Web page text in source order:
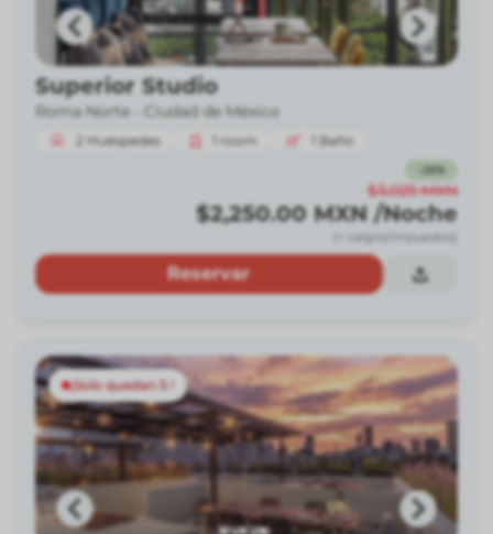
Superior Studio
Roma Norte - Ciudad de México
2 Huéspedes room Baño
26%
$3,025 MXN
$2,250.00 MXN /Noche
(+ cargos/impuestos)
Reservar
¡Solo quedan 5 !